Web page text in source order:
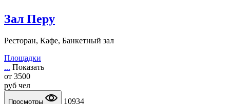
Зал Перу
Ресторан, Кафе, Банкетный зал
Площадки
... Показать
от 3500
руб чел
Просмотры
10934